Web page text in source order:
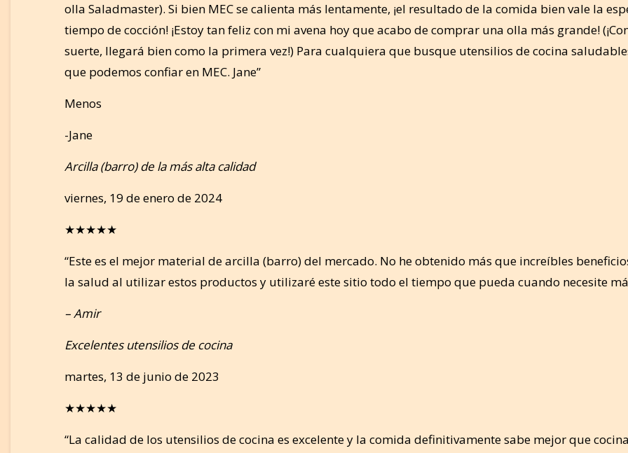
olla Saladmaster). Si bien MEC se calienta más lentamente, ¡el resultado de la comida bien vale la
tiempo de cocción! ¡Estoy tan feliz con mi avena hoy que acabo de comprar una olla más grande!
suerte, llegará bien como la primera vez!) Para cualquiera que busque utensilios de cocina
que podemos confiar en MEC. Jane”
Menos
-Jane
Arcilla (barro) de la más alta calidad
viernes, 19 de enero de 2024
★★★★★
“Este es el mejor material de arcilla (barro) del mercado. No he obtenido más que increíbles
la salud al utilizar estos productos y utilizaré este sitio todo el tiempo que pueda cuando necesite
– Amir
Excelentes utensilios de cocina
martes, 13 de junio de 2023
★★★★★
“La calidad de los utensilios de cocina es excelente y la comida definitivamente sabe mejor que